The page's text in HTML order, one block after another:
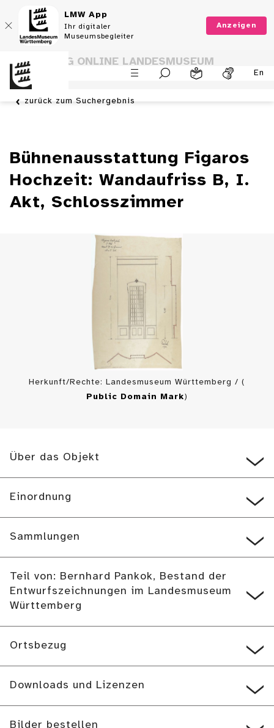
LMW App
Ihr digitaler
Museumsbegleiter
Anzeigen
En
SAMMLUNG ONLINE LANDESMUSEUM
WÜRTTEMBERG
zurück zum Suchergebnis
Bühnenausstattung Figaros
Hochzeit: Wandaufriss B, I.
Akt, Schlosszimmer
Herkunft/Rechte: Landesmuseum Württemberg / (
Public Domain Mark)
Über das Objekt
Einordnung
Sammlungen
Teil von: Bernhard Pankok, Bestand der
Entwurfszeichnungen im Landesmuseum
Württemberg
Ortsbezug
Downloads und Lizenzen
Bilder bestellen